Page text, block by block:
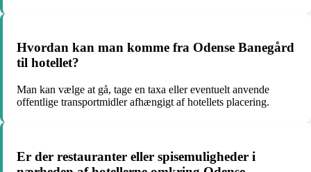
Hvordan kan man komme fra Odense Banegård
til hotellet?
Man kan vælge at gå, tage en taxa eller eventuelt anvende
offentlige transportmidler afhængigt af hotellets placering.
Er der restauranter eller spisemuligheder i